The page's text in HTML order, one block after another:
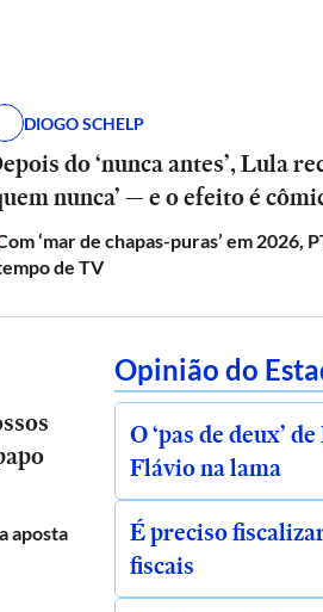
DIOGO SCHELP
do ‘nunca antes’, Lula
nunca’ — e o efeito é
‘mar de chapas-puras’ em 2026,
de TV
aposta
Opinião do
O ‘pas de deux’
Flávio na lama
É preciso
fiscais